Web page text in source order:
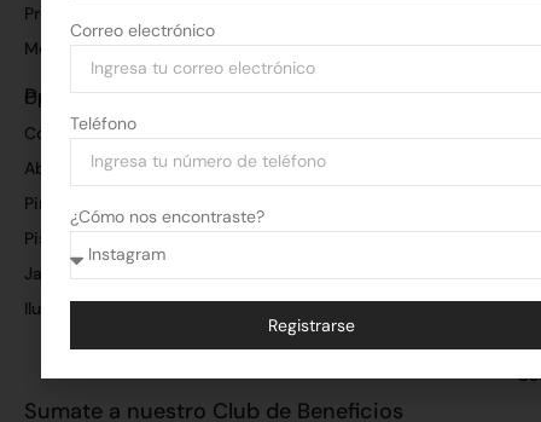
Preguntas frecuentes
Medios de pago
Productos
Oportunidades
Corralón
Aberturas
Pinturas
Pisos y revestimientos
Jardín y poda
Iluminación
en
Sumate a nuestro Club de Beneficios
Correo electrónico
Teléfono
¿Cómo nos encontraste?
Registrarse